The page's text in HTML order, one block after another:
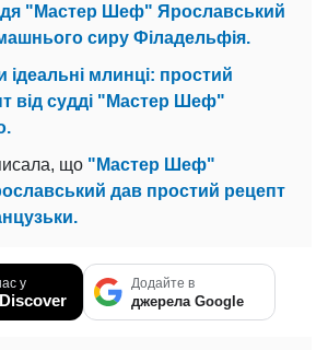
"Мастер Шеф" Ярославський
сиру Філадельфія.
ідеальні млинці: простий
від судді "Мастер Шеф"
що "Мастер Шеф"
дав простий рецепт
у Додайте в
джерела Google